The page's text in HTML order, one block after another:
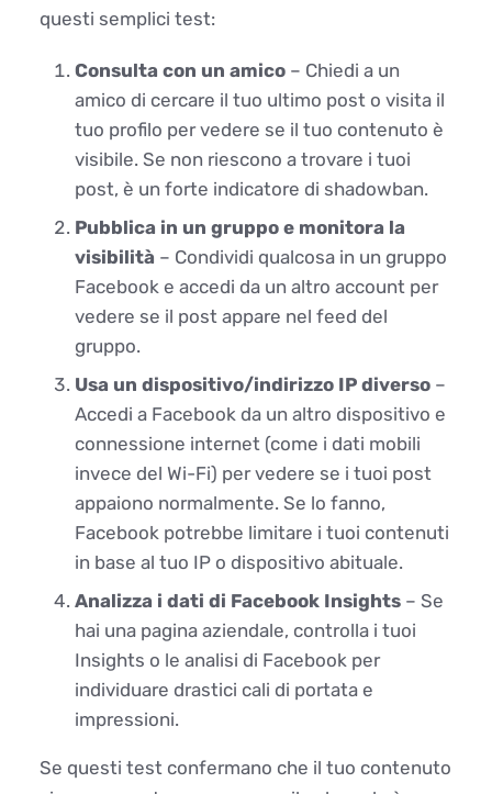
questi semplici test:
Consulta con un amico – Chiedi a un
amico di cercare il tuo ultimo post o visita il
tuo profilo per vedere se il tuo contenuto è
visibile. Se non riescono a trovare i tuoi
post, è un forte indicatore di shadowban.
Pubblica in un gruppo e monitora la
visibilità – Condividi qualcosa in un gruppo
Facebook e accedi da un altro account per
vedere se il post appare nel feed del
gruppo.
Usa un dispositivo/indirizzo IP diverso –
Accedi a Facebook da un altro dispositivo e
connessione internet (come i dati mobili
invece del Wi-Fi) per vedere se i tuoi post
appaiono normalmente. Se lo fanno,
Facebook potrebbe limitare i tuoi contenuti
in base al tuo IP o dispositivo abituale.
Analizza i dati di Facebook Insights – Se
hai una pagina aziendale, controlla i tuoi
Insights o le analisi di Facebook per
individuare drastici cali di portata e
impressioni.
Se questi test confermano che il tuo contenuto